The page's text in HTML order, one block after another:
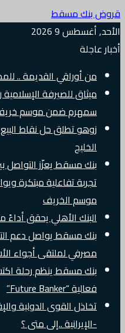
قروض بنك مسقط
الأحد, أغسطس 9 2026
أخبار عاجلة
من أوراقي القديمة ..
ميثاق للصيرفة الإسلامية
سمهرم ضمن موسم خريف
الخليج
بنك مسقط يعزّز التواصل
تجربة تفاعلية مبتكرة
موسم الخريف
البنك الأهلي يحقق أداءً
بنك مسقط يواصل دعم
مصرفي لملتقى أجواء
بنك مسقط ينظم رحلة
فعالية “Future Banker”
تخاذل القوى الدولية
-الإيرانية ..إلى متى ؟